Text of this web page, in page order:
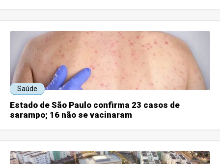
Saúde
Estado de São Paulo confirma 23 casos de
sarampo; 16 não se vacinaram